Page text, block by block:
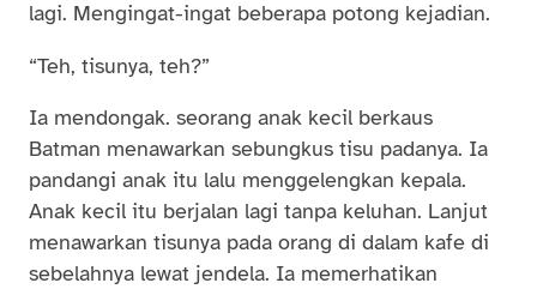
lagi. Mengingat-ingat beberapa potong kejadian.
“Teh, tisunya, teh?”
Ia mendongak. seorang anak kecil berkaus
Batman menawarkan sebungkus tisu padanya. Ia
pandangi anak itu lalu menggelengkan kepala.
Anak kecil itu berjalan lagi tanpa keluhan. Lanjut
menawarkan tisunya pada orang di dalam kafe di
sebelahnya lewat jendela. Ia memerhatikan